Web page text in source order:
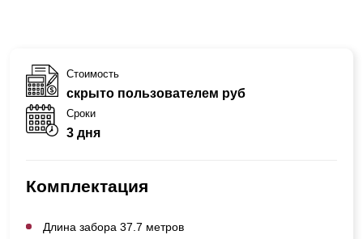
Стоимость
скрыто пользователем руб
Сроки
3 дня
Комплектация
Длина забора 37.7 метров